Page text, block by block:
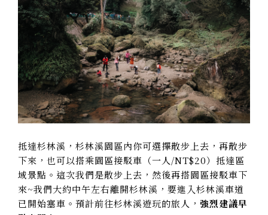
抵達杉林溪，杉林溪園區內你可選擇散步上去，再散步
下來，也可以搭乘園區接駁車（一人/NT$20）抵達區
域景點。這次我們是散步上去，然後再搭園區接駁車下
來~我們大約中午左右離開杉林溪，要進入杉林溪車道
已開始塞車。預計前往杉林溪遊玩的旅人， 強烈建議早